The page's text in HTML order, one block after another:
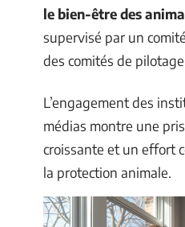
le bien-être des
supervisé par un
des comités de
L’engagement des
médias montre une
croissante et un effort
la protection animale.